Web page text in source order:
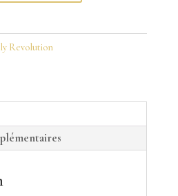
Revolution